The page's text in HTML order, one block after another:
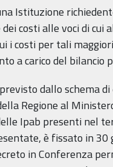
Istituzione
costi alle voci di cui
i costi per tali
a carico del bilancio
dallo schema
Regione al
Ipab presenti nel
è fissato in 30
in Conferenza